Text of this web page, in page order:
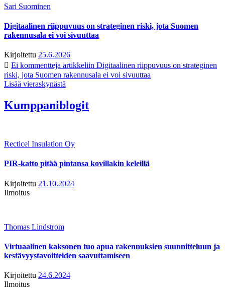
Sari Suominen
Digitaalinen riippuvuus on strateginen riski, jota Suomen
rakennusala ei voi sivuuttaa
Kirjoitettu 25.6.2026
Ei kommentteja artikkeliin Digitaalinen riippuvuus on strateginen
riski, jota Suomen rakennusala ei voi sivuuttaa
Lisää vieraskynästä
Kumppaniblogit
Recticel Insulation Oy
PIR-katto pitää pintansa kovillakin keleillä
Kirjoitettu 21.10.2024
Ilmoitus
Thomas Lindstrom
Virtuaalinen kaksonen tuo apua rakennuksien suunnitteluun ja
kestävyystavoitteiden saavuttamiseen
Kirjoitettu 24.6.2024
Ilmoitus